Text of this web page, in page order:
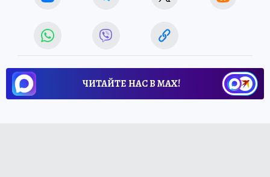
ЧИТАЙТЕ НАС В МАХ!